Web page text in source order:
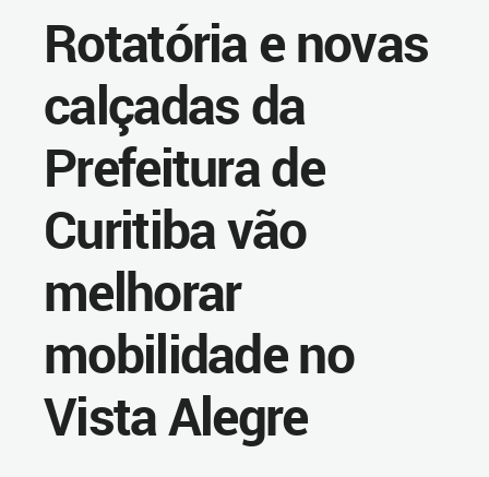
Rotatória e novas
calçadas da
Prefeitura de
Curitiba vão
melhorar
mobilidade no
Vista Alegre